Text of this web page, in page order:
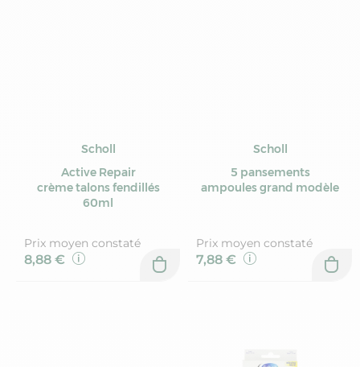
Scholl
Active Repair
crème talons fendillés
60ml
Prix moyen constaté
8,88 €
Scholl
5 pansements
ampoules grand modèle
Prix moyen constaté
7,88 €